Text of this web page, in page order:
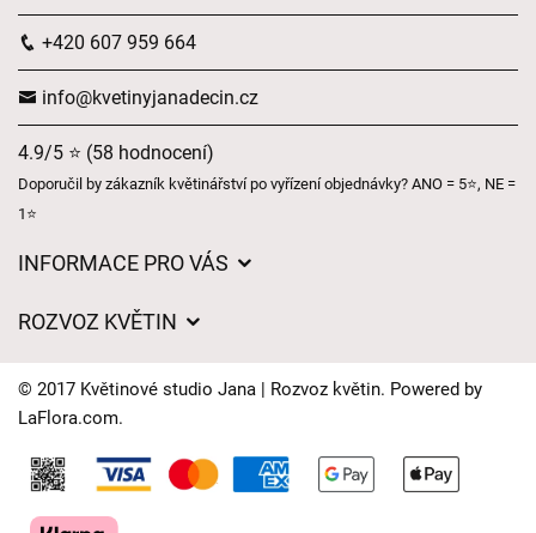
+420 607 959 664
info@kvetinyjanadecin.cz
4.9/5 ⭐ (58 hodnocení)
Doporučil by zákazník květinářství po vyřízení objednávky? ANO = 5⭐, NE =
1⭐
INFORMACE PRO VÁS
Ochrana osobních údajů
Často kladené dotazy
Naše provozovny
Časy doručení květin – přehled možností
ROZVOZ KVĚTIN
Kam doručujeme květiny
Kontakt
© 2017 Květinové studio Jana | Rozvoz květin. Powered by
LaFlora.com.